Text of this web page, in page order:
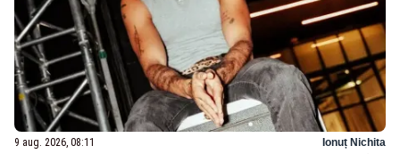
9 aug. 2026, 08:11 Ionuț Nichita